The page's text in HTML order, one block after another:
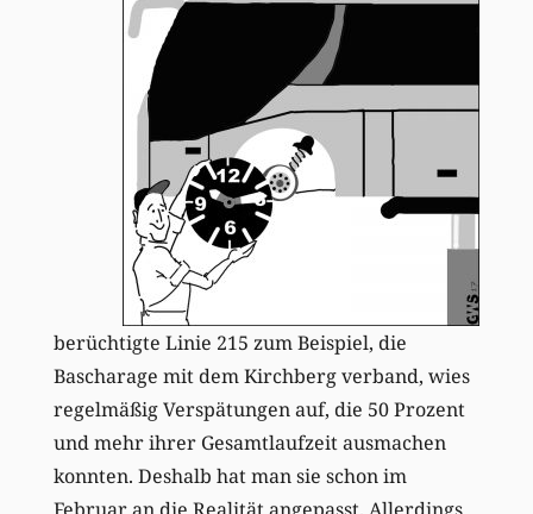
berüchtigte Linie 215 zum Beispiel, die
Bascharage mit dem Kirchberg verband, wies
regelmäßig Verspätungen auf, die 50 Prozent
und mehr ihrer Gesamtlaufzeit ausmachen
konnten. Deshalb hat man sie schon im